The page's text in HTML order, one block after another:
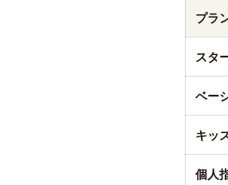
プラ
スタ
ベー
キッ
個人